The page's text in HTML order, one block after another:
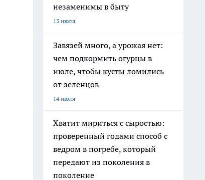
незаменимы в быту
13 июля
Завязей много, а урожая нет:
чем подкормить огурцы в
июле, чтобы кусты ломились
от зеленцов
14 июля
Хватит мириться с сыростью:
проверенный годами способ с
ведром в погребе, который
передают из поколения в
поколение